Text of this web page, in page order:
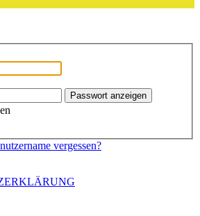
Passwort anzeigen
vergessen?